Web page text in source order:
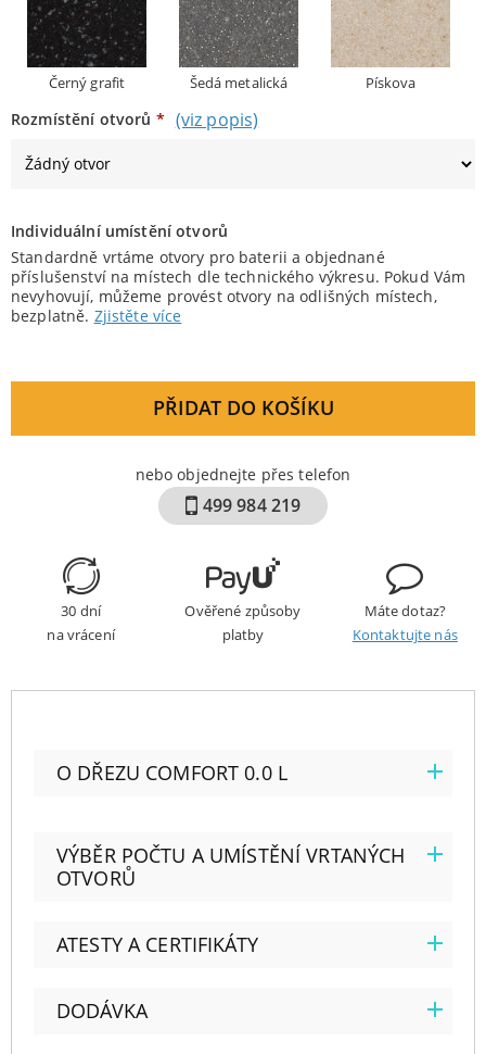
Černý grafit Šedá metalická Pískova
Rozmístění otvorů * (viz popis)
Individuální umístění otvorů
Standardně vrtáme otvory pro baterii a objednané
příslušenství na místech dle technického výkresu. Pokud Vám
nevyhovují, můžeme provést otvory na odlišných místech,
bezplatně. Zjistěte více
PŘIDAT DO KOŠÍKU
nebo objednejte přes telefon
499 984 219
30 dní
na vrácení
Ověřené způsoby
platby
Máte dotaz?
Kontaktujte nás
O DŘEZU COMFORT 0.0 L
VÝBĚR POČTU A UMÍSTĚNÍ VRTANÝCH
OTVORŮ
ATESTY A CERTIFIKÁTY
DODÁVKA